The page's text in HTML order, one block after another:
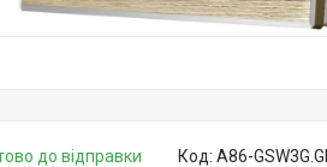
до відправки Код: A86-